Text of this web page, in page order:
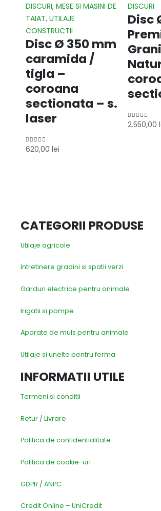
DISCURI, MESE SI MASINI DE
TAIAT, UTILAJE
CONSTRUCTII
Disc Ø 350 mm
caramida /
tigla –
coroana
sectionata – s.
laser
0out of 5
620,00 lei
DISCURI
Disc
0 out of 5
2.550,00
CATEGORII PRODUSE
Utilaje agricole
Intretinere gradini si spatii verzi
Garduri electrice pentru animale
Irigatii si pompe
Aparate de muls pentru animale
Utilaje si unelte pentru ferma
INFORMATII UTILE
Termeni si conditii
Retur / Livrare
Politica de confidentialitate
Politica de cookie-uri
GDPR / ANPC
Credit Online – UniCredit